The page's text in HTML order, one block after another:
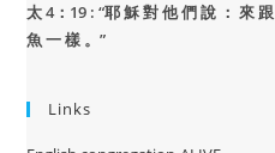
太 4：19 : “耶 穌 對 他 們 說 ： 來
魚 一 樣 。”
Links